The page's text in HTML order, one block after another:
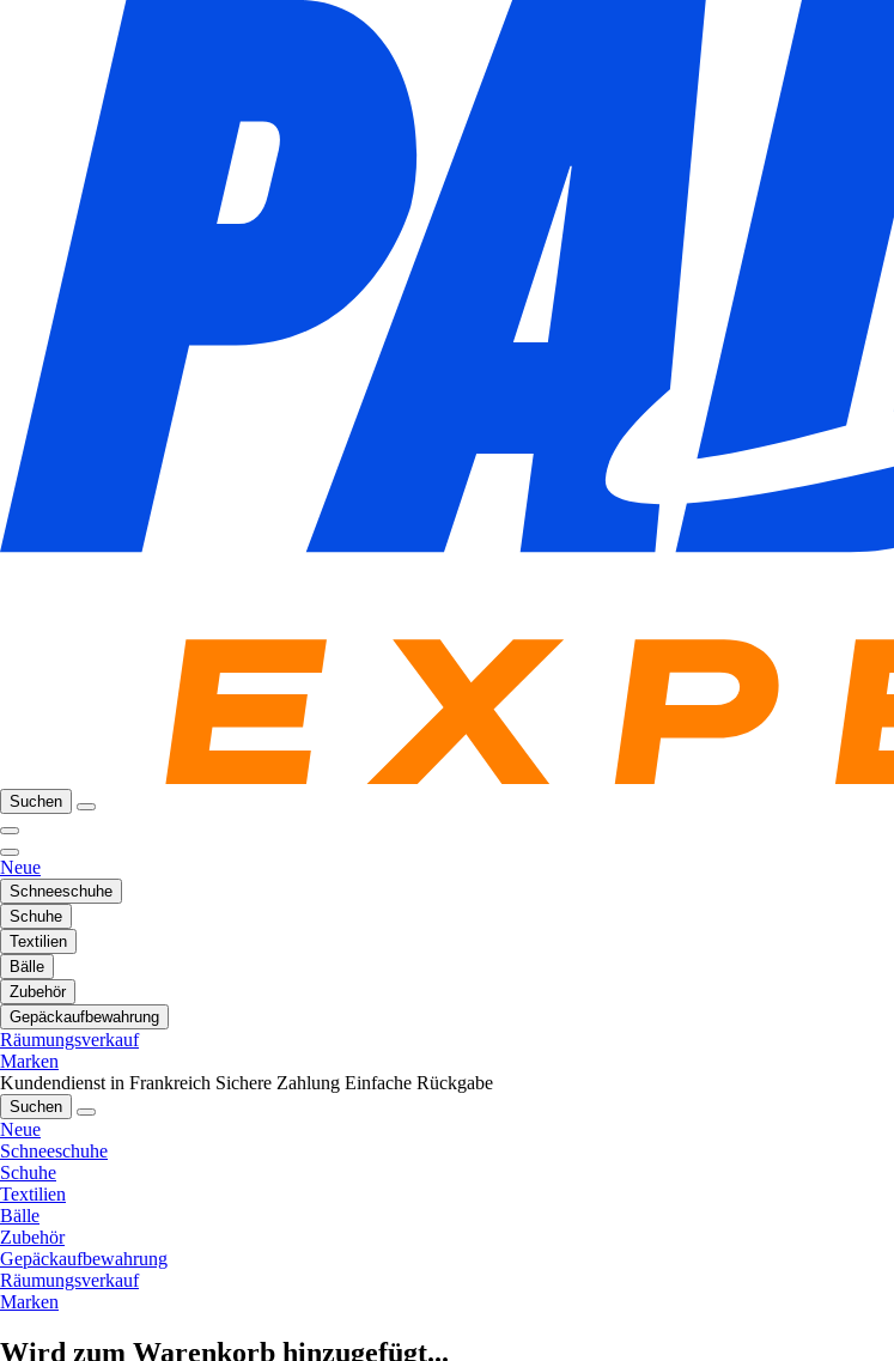
Suchen
Neue
Schneeschuhe
Schuhe
Textilien
Bälle
Zubehör
Gepäckaufbewahrung
Räumungsverkauf
Marken
Kundendienst in Frankreich Sichere Zahlung Einfache Rückgabe
Suchen
Neue
Schneeschuhe
Schuhe
Textilien
Bälle
Zubehör
Gepäckaufbewahrung
Räumungsverkauf
Marken
Wird zum Warenkorb hinzugefügt...